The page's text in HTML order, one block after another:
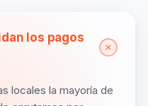
los pagos
locales la mayoría de